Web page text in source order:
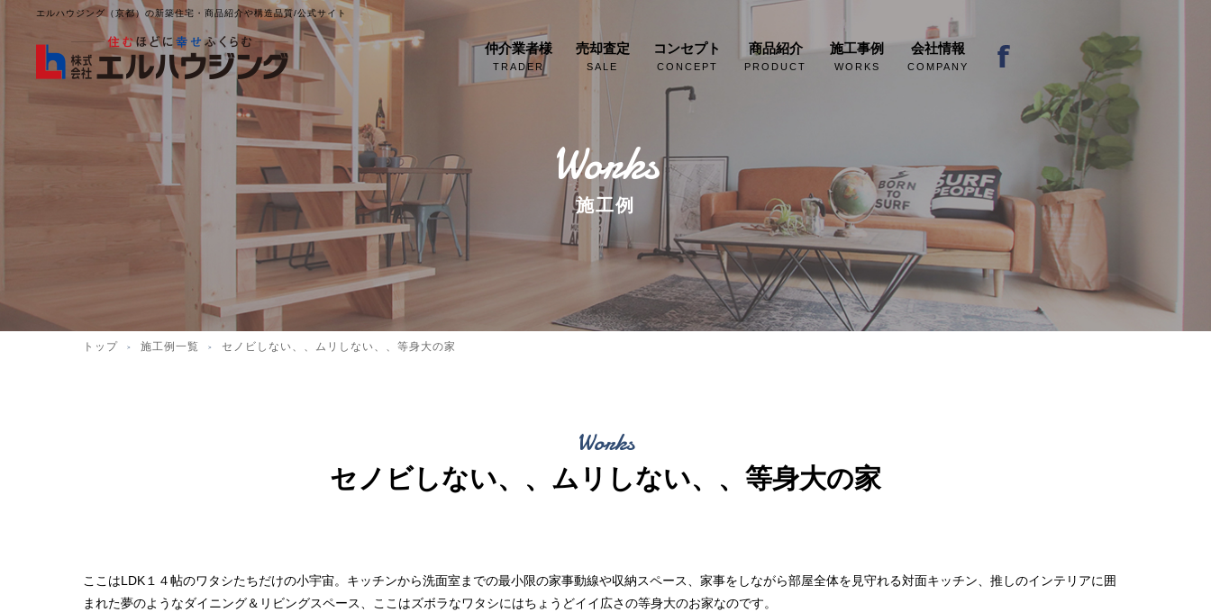
エルハウジング（京都）の新築住宅・商品紹介や構造品質/公式サイト
仲介業者様
TRADER
売却査定
SALE
コンセプト
CONCEPT
商品紹介
PRODUCT
施工事例
WORKS
会社情報
COMPANY
Works
施工例
トップ 施工例一覧 セノビしない、、ムリしない、、等身大の家
Works
セノビしない、、ムリしない、、等身大の家
ここはLDK１４帖のワタシたちだけの小宇宙。キッチンから洗面室までの最小限の家事動線や収納スペース、家事をしながら部屋全体を見守れる対面キッチン、推しのインテリアに囲
まれた夢のようなダイニング＆リビングスペース、ここはズボラなワタシにはちょうどイイ広さの等身大のお家なのです。